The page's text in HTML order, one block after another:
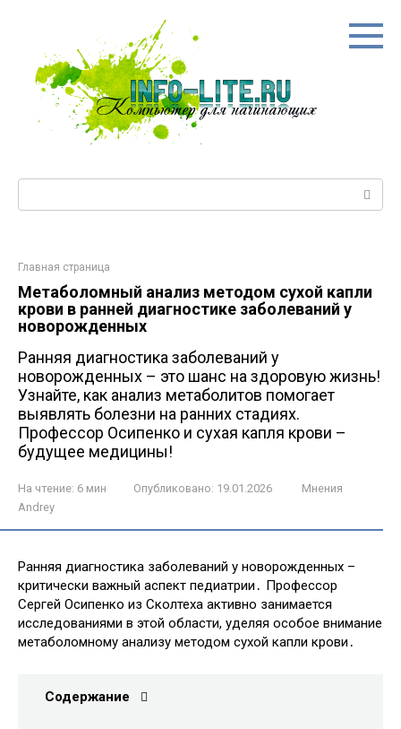
Главная страница
Метаболомный анализ методом сухой капли
крови в ранней диагностике заболеваний у
новорожденных
Ранняя диагностика заболеваний у
новорожденных – это шанс на здоровую жизнь!
Узнайте, как анализ метаболитов помогает
выявлять болезни на ранних стадиях.
Профессор Осипенко и сухая капля крови –
будущее медицины!
На чтение: 6 мин Опубликовано: 19.01.2026
Мнения
Andrey
Ранняя диагностика заболеваний у новорожденных –
критически важный аспект педиатрии․ Профессор
Сергей Осипенко из Сколтеха активно занимается
исследованиями в этой области, уделяя особое внимание
метаболомному анализу методом сухой капли крови․
Содержание